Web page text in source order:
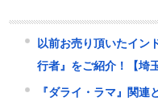
以前お売り頂いたイン
行者』をご紹介！【埼
『ダライ・ラマ』関